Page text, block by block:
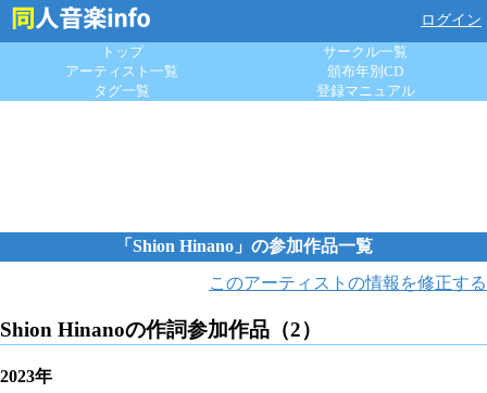
ログイン
トップ
サークル一覧
アーティスト一覧
頒布年別CD
タグ一覧
登録マニュアル
「Shion Hinano」の参加作品一覧
このアーティストの情報を修正する
Shion Hinanoの作詞参加作品（2）
2023年